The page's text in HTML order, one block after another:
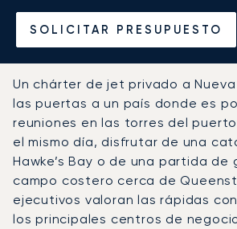
SOLICITAR PRESUPUESTO
Alquile un Jet
Nueva Zelanda
Un chárter de jet privado a
las puertas a un país donde es
reuniones en las torres del
el mismo día, disfrutar de una
Hawke’s Bay o de una partida de
campo costero cerca de
ejecutivos valoran las rápidas
los principales centros de